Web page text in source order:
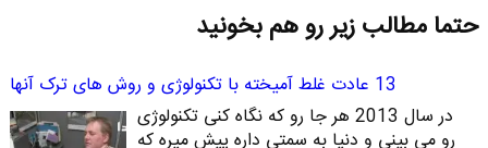
حتما مطالب زیر رو هم بخونید
13 عادت غلط آمیخته با تکنولوژی و روش های ترک آنها
در سال 2013 هر جا رو که نگاه کنی تکنولوژی
رو می بینی و دنیا به سمتی داره پیش میره که